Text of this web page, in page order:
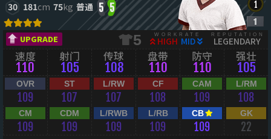
30 181cm 75kg 普通 5 5
UPGRADE 5 WORKRATE
HIGH MID
REPUTATION
LEGENDARY
速度
110
射门
105
传球
108
盘带
110
防守
110
强壮
105
OVR
109
ST
107
L/RW
107
CF
108
CAM
109
L/RM
108
CM
109
CDM
109
L/RWB
109
L/RB
109
CB
109
GK
22